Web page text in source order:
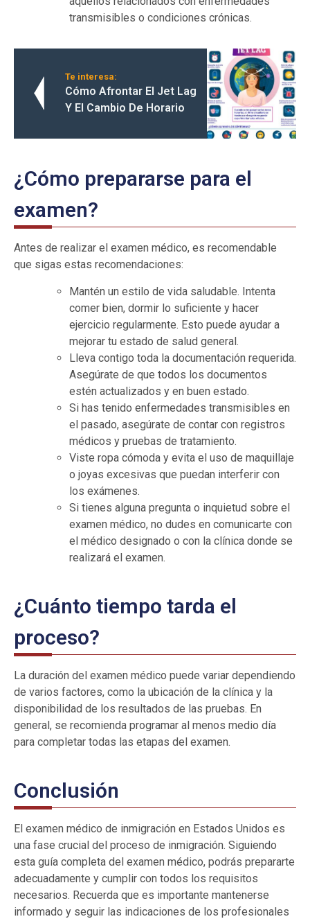
transmisibles o condiciones crónicas.
Te interesa:
Cómo Afrontar El Jet Lag
Y El Cambio De Horario
¿Cómo prepararse para el
examen?
Antes de realizar el examen médico, es recomendable
que sigas estas recomendaciones:
Mantén un estilo de vida saludable. Intenta
comer bien, dormir lo suficiente y hacer
ejercicio regularmente. Esto puede ayudar a
mejorar tu estado de salud general.
Lleva contigo toda la documentación requerida.
Asegúrate de que todos los documentos
estén actualizados y en buen estado.
Si has tenido enfermedades transmisibles en
el pasado, asegúrate de contar con registros
médicos y pruebas de tratamiento.
Viste ropa cómoda y evita el uso de maquillaje
o joyas excesivas que puedan interferir con
los exámenes.
Si tienes alguna pregunta o inquietud sobre el
examen médico, no dudes en comunicarte con
el médico designado o con la clínica donde se
realizará el examen.
¿Cuánto tiempo tarda el
proceso?
La duración del examen médico puede variar dependiendo
de varios factores, como la ubicación de la clínica y la
disponibilidad de los resultados de las pruebas. En
general, se recomienda programar al menos medio día
para completar todas las etapas del examen.
Conclusión
El examen médico de inmigración en Estados Unidos es
una fase crucial del proceso de inmigración. Siguiendo
esta guía completa del examen médico, podrás prepararte
adecuadamente y cumplir con todos los requisitos
necesarios. Recuerda que es importante mantenerse
informado y seguir las indicaciones de los profesionales